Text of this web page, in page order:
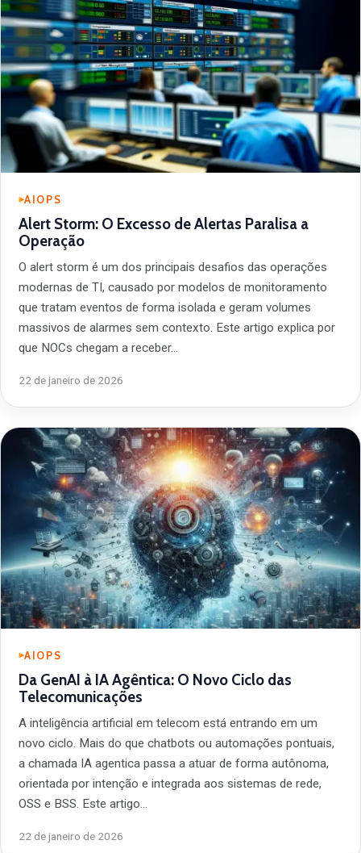
AIOPS
Alert Storm: O Excesso de Alertas Paralisa a
Operação
O alert storm é um dos principais desafios das operações
modernas de TI, causado por modelos de monitoramento
que tratam eventos de forma isolada e geram volumes
massivos de alarmes sem contexto. Este artigo explica por
que NOCs chegam a receber…
22 de janeiro de 2026
AIOPS
Da GenAI à IA Agêntica: O Novo Ciclo das
Telecomunicações
A inteligência artificial em telecom está entrando em um
novo ciclo. Mais do que chatbots ou automações pontuais,
a chamada IA agentica passa a atuar de forma autônoma,
orientada por intenção e integrada aos sistemas de rede,
OSS e BSS. Este artigo…
22 de janeiro de 2026